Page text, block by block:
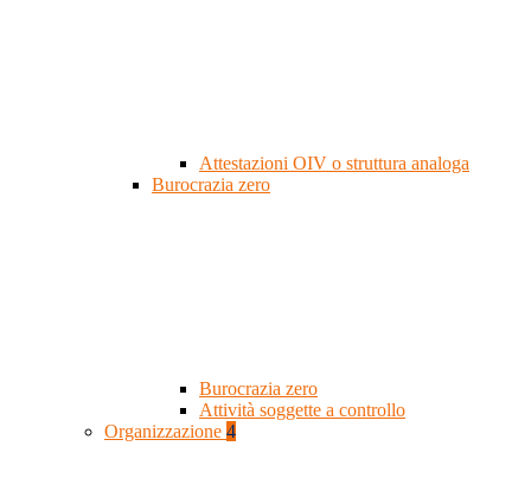
Attestazioni OIV o struttura analoga
Burocrazia zero
Burocrazia zero
Attività soggette a controllo
Organizzazione 4